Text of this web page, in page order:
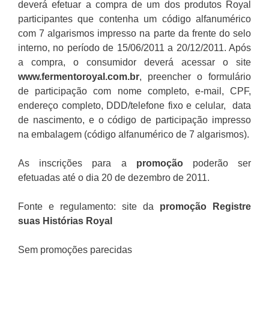
deverá efetuar a compra de um dos produtos Royal
participantes que contenha um código alfanumérico
com 7 algarismos impresso na parte da frente do selo
interno, no período de 15/06/2011 a 20/12/2011. Após
a compra, o consumidor deverá acessar o site
www.fermentoroyal.com.br, preencher o formulário
de participação com nome completo, e-mail, CPF,
endereço completo, DDD/telefone fixo e celular, data
de nascimento, e o código de participação impresso
na embalagem (código alfanumérico de 7 algarismos).
As inscrições para a promoçãopoderão ser
efetuadas até o dia 20 de dezembro de 2011.
Fonte e regulamento: site da promoção Registre
suas Histórias Royal
Sem promoções parecidas